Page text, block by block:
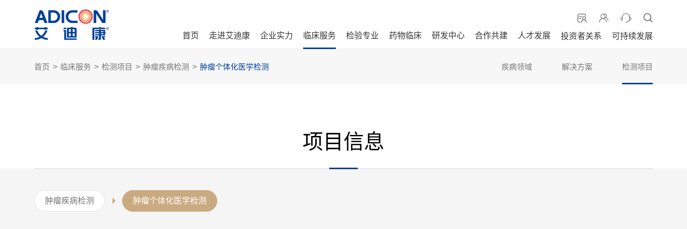
首页 走进艾迪康 企业实力 临床服务 检验专业 药物临床 研发中心 合作共建 人才发展 投资者关系 可持续发展
首页 > 临床服务 > 检测项目 > 肿瘤疾病检测 > 肿瘤个体化医学检测 疾病领域 解决方案 检测项目
项目信息
肿瘤疾病检测 肿瘤个体化医学检测